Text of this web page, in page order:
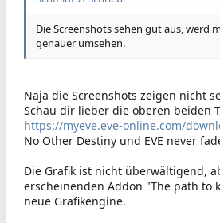
Die Screenshots sehen gut aus, werd
genauer umsehen.
Naja die Screenshots zeigen nicht
Schau dir lieber die oberen beiden
https://myeve.eve-online.com/
No Other Destiny und EVE never
Die Grafik ist nicht überwältigend,
erscheinenden Addon "The path to
neue Grafikengine.